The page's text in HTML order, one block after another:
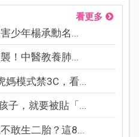
看更多
少年楊承勳名...
！中醫教養肺...
媽模式禁3C，看...
子，就要被貼「...
敢生二胎？這8...